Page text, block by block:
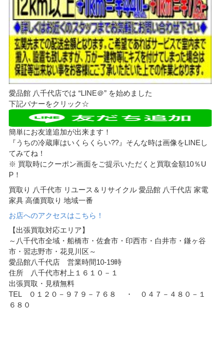
愛品館 八千代店では “LINE＠” を始めました
下記バナーをクリック☆
簡単にお友達追加が出来ます！
『うちの冷蔵庫はいくらくらい??』そんな時は画像をLINEし
てみてね！
※ 買取時にクーポン画面をご提示いただくと買取金額10％U
P！
買取り 八千代市 リユース＆リサイクル 愛品館 八千代店 家電
家具 高価買取り 地域一番
お店へのアクセスはこちら！
【出張買取対応エリア】
～八千代市全域・船橋市・佐倉市・印西市・白井市・鎌ヶ谷
市・習志野市・花見川区～
愛品館八千代店 営業時間10-19時
住所 八千代市村上１６１０－１
出張買取・見積無料
TEL ０１２０－９７９－７６８ ・ ０４７－４８０－１
６８０